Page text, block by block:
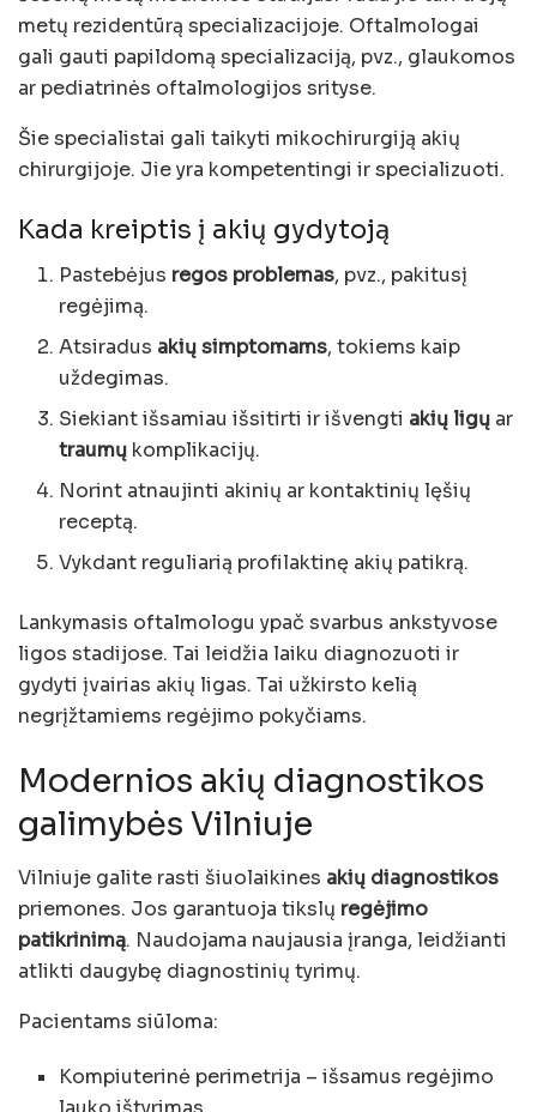
metų rezidentūrą specializacijoje. Oftalmologai
gali gauti papildomą specializaciją, pvz., glaukomos
ar pediatrinės oftalmologijos srityse.
Šie specialistai gali taikyti mikochirurgiją akių
chirurgijoje. Jie yra kompetentingi ir specializuoti.
Kada kreiptis į akių gydytoją
Pastebėjus regos problemas, pvz., pakitusį
regėjimą.
Atsiradus akių simptomams, tokiems kaip
uždegimas.
Siekiant išsamiau išsitirti ir išvengti akių ligų ar
traumų komplikacijų.
Norint atnaujinti akinių ar kontaktinių lęšių
receptą.
Vykdant reguliarią profilaktinę akių patikrą.
Lankymasis oftalmologu ypač svarbus ankstyvose
ligos stadijose. Tai leidžia laiku diagnozuoti ir
gydyti įvairias akių ligas. Tai užkirsto kelią
negrįžtamiems regėjimo pokyčiams.
Modernios akių diagnostikos
galimybės Vilniuje
Vilniuje galite rasti šiuolaikines akių diagnostikos
priemones. Jos garantuoja tikslų regėjimo
patikrinimą. Naudojama naujausia įranga, leidžianti
atlikti daugybę diagnostinių tyrimų.
Pacientams siūloma:
Kompiuterinė perimetrija – išsamus regėjimo